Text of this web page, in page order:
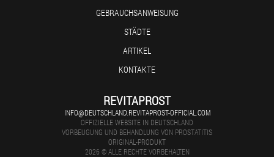
GEBRAUCHSANWEISUNG
STÄDTE
ARTIKEL
KONTAKTE
REVITAPROST
INFO@DEUTSCHLAND.REVITAPROST-OFFICIAL.COM
OFFIZIELLE WEBSITE IN DEUTSCHLAND
VORBEUGUNG UND BEHANDLUNG VON PROSTATITIS
ORIGINAL-PRODUKT
2026 © ALLE RECHTE VORBEHALTEN